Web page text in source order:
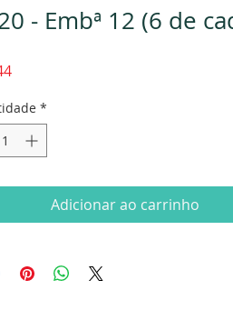
- Embª 12 (6 de
Preço
*
Adicionar ao carrinho